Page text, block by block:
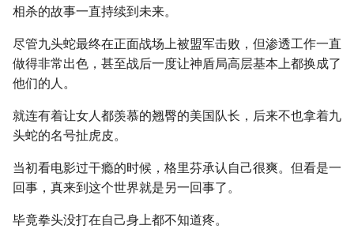
相杀的故事一直持续到未来。
尽管九头蛇最终在正面战场上被盟军击败，但渗透工作一直
做得非常出色，甚至战后一度让神盾局高层基本上都换成了
他们的人。
就连有着让女人都羡慕的翘臀的美国队长，后来不也拿着九
头蛇的名号扯虎皮。
当初看电影过干瘾的时候，格里芬承认自己很爽。但看是一
回事，真来到这个世界就是另一回事了。
毕竟拳头没打在自己身上都不知道疼。